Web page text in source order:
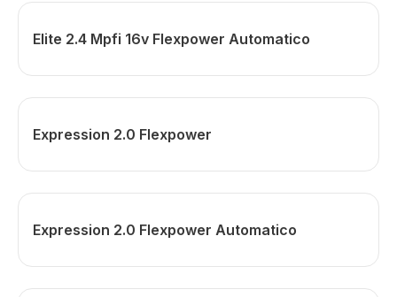
Elite 2.4 Mpfi 16v Flexpower Automatico
Expression 2.0 Flexpower
Expression 2.0 Flexpower Automatico